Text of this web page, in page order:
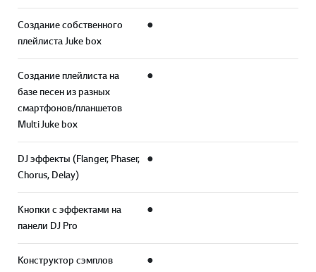
Создание собственного
плейлиста Juke box
●
Создание плейлиста на
базе песен из разных
смартфонов/планшетов
Multi Juke box
●
DJ эффекты (Flanger, Phaser,
Chorus, Delay)
●
Кнопки с эффектами на
панели DJ Pro
●
Конструктор сэмплов ●